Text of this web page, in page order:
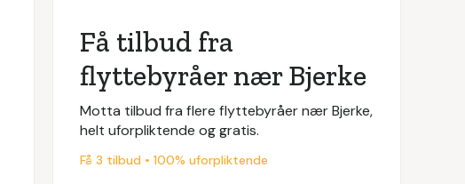
Få tilbud fra
flyttebyråer nær Bjerke
Motta tilbud fra flere flyttebyråer nær Bjerke,
helt uforpliktende og gratis.
Få 3 tilbud • 100% uforpliktende